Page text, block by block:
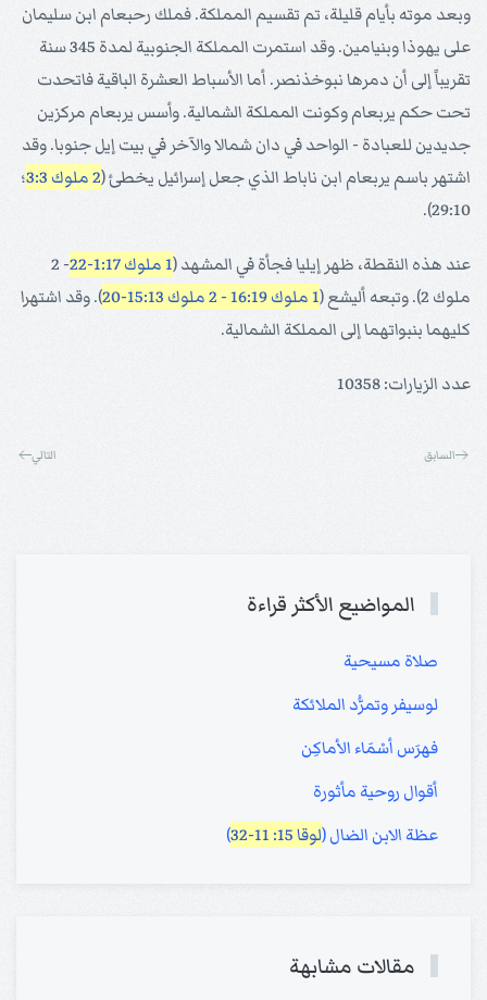
وبعد موته بأيام قليلة، تم تقسيم المملكة. فملك رحبعام ابن سليمان
على يهوذا وبنيامين. وقد استمرت المملكة الجنوبية لمدة 345 سنة
تقريباً إلى أن دمرها نبوخذنصر. أما الأسباط العشرة الباقية فاتحدت
تحت حكم يربعام وكونت المملكة الشمالية. وأسس يربعام مركزين
جديدين للعبادة - الواحد في دان شمالا والآخر في بيت إيل جنوبا. وقد
اشتهر باسم يربعام ابن ناباط الذي جعل إسرائيل يخطئ (2 ملوك 3:3
؛
29:10).
عند هذه النقطة، ظهر إيليا فجأة في المشهد (1 ملوك 1:17-22
- 2
ملوك 2). وتبعه أليشع (
1 ملوك 16:19 - 2 ملوك 15:13-20
). وقد اشتهرا
كليهما بنبواتهما إلى المملكة الشمالية.
عدد الزيارات: 10358
السابق التالي
المواضيع الأكثر قراءة
صلاة مسيحية
لوسيفر وتمرُّد الملائكة
فهرَس أسْمَاء الأماكِن
أقوال روحية مأثورة
عظة الابن الضال (لوقا 15: 11-32 )
مقالات مشابهة